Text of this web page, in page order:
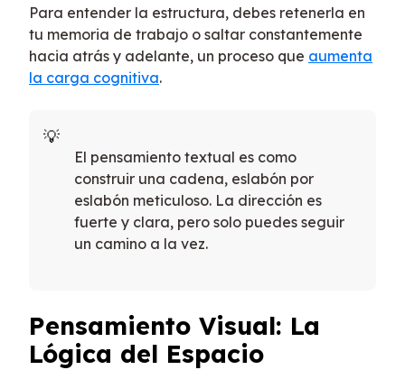
Para entender la estructura, debes retenerla en
tu memoria de trabajo o saltar constantemente
hacia atrás y adelante, un proceso que aumenta
la carga cognitiva.
El pensamiento textual es como
construir una cadena, eslabón por
eslabón meticuloso. La dirección es
fuerte y clara, pero solo puedes seguir
un camino a la vez.
Pensamiento Visual: La
Lógica del Espacio